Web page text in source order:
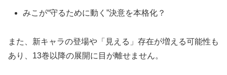
みこが“守るために動く”決意を本格化？
また、新キャラの登場や「見える」存在が増える可能性も
あり、13巻以降の展開に目が離せません。